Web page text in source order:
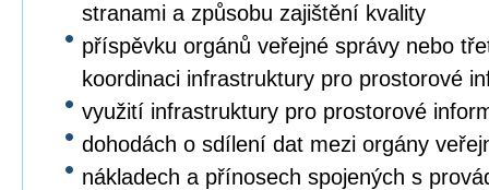
stranami a způsobu zajištění kvality
příspěvku orgánů veřejné správy nebo
koordinaci infrastruktury pro prostorové
využití infrastruktury pro prostorové
dohodách o sdílení dat mezi orgány
nákladech a přínosech spojených s